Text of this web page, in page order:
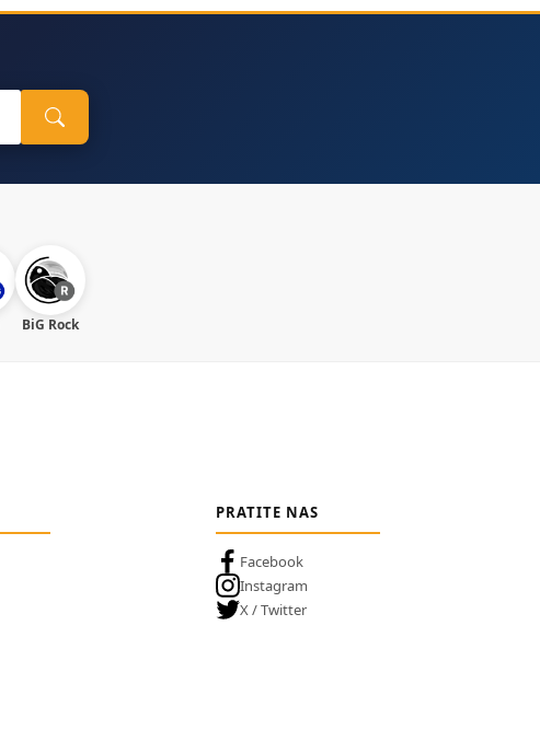
BiG Rock
PRATITE NAS
Facebook
Instagram
X / Twitter